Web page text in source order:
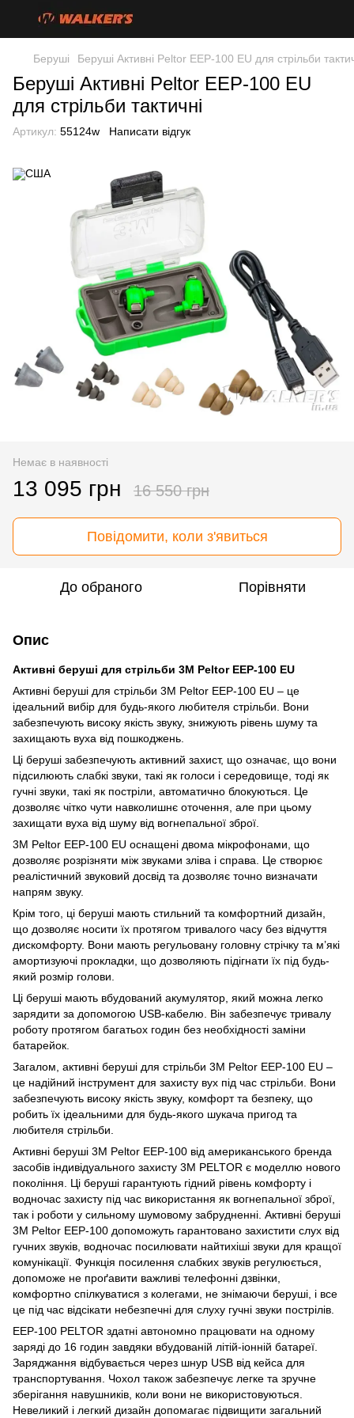
Беруші Беруші Активні Peltor EEP-100 EU для стрільби
Беруші Активні Peltor EEP-100 EU
для стрільби тактичні
Артикул: 55124w Написати відгук
Немає в наявності
13 095 грн 16 550 грн
Повідомити, коли з'явиться
До обраного Порівняти
Опис
Активні беруші для стрільби 3М Peltor EEP-100 EU
Активні беруші для стрільби 3М Peltor EEP-100 EU – це
ідеальний вибір для будь-якого любителя стрільби. Вони
забезпечують високу якість звуку, знижують рівень шуму та
захищають вуха від пошкоджень.
Ці беруші забезпечують активний захист, що означає, що вони
підсилюють слабкі звуки, такі як голоси і середовище, тоді як
гучні звуки, такі як постріли, автоматично блокуються. Це
дозволяє чітко чути навколишнє оточення, але при цьому
захищати вуха від шуму від вогнепальної зброї.
3М Peltor EEP-100 EU оснащені двома мікрофонами, що
дозволяє розрізняти між звуками зліва і справа. Це створює
реалістичний звуковий досвід та дозволяє точно визначати
напрям звуку.
Крім того, ці беруші мають стильний та комфортний дизайн,
що дозволяє носити їх протягом тривалого часу без відчуття
дискомфорту. Вони мають регульовану головну стрічку та м’які
амортизуючі прокладки, що дозволяють підігнати їх під будь-
який розмір голови.
Ці беруші мають вбудований акумулятор, який можна легко
зарядити за допомогою USB-кабелю. Він забезпечує тривалу
роботу протягом багатьох годин без необхідності заміни
батарейок.
Загалом, активні беруші для стрільби 3М Peltor EEP-100 EU –
це надійний інструмент для захисту вух під час стрільби. Вони
забезпечують високу якість звуку, комфорт та безпеку, що
робить їх ідеальними для будь-якого шукача пригод та
любителя стрільби.
Активні беруші 3M Peltor EEP-100 від американського бренда
засобів індивідуального захисту 3M PELTOR є моделлю нового
покоління. Ці беруші гарантують гідний рівень комфорту і
водночас захисту під час використання як вогнепальної зброї,
так і роботи у сильному шумовому забрудненні. Активні беруші
3M Peltor EEP-100 допоможуть гарантовано захистити слух від
гучних звуків, водночас посилювати найтихіші звуки для кращої
комунікації. Функція посилення слабких звуків регулюється,
допоможе не проґавити важливі телефонні дзвінки,
комфортно спілкуватися з колегами, не знімаючи беруші, і все
це під час відсікати небезпечні для слуху гучні звуки пострілів.
EEP-100 PELTOR здатні автономно працювати на одному
заряді до 16 годин завдяки вбудованій літій-іонній батареї.
Заряджання відбувається через шнур USB від кейса для
транспортування. Чохол також забезпечує легке та зручне
зберігання навушників, коли вони не використовуються.
Невеликий і легкий дизайн допомагає підвищити загальний